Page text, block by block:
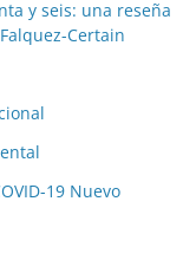
y seis: una reseña
Certain
19 Nuevo